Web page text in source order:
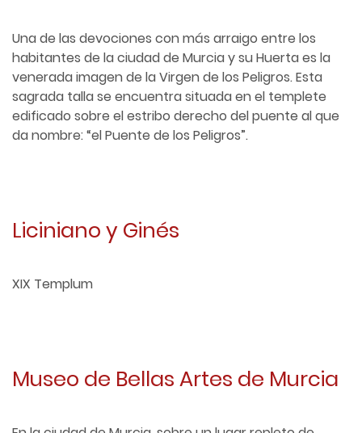
Una de las devociones con más arraigo entre los
habitantes de la ciudad de Murcia y su Huerta es la
venerada imagen de la Virgen de los Peligros. Esta
sagrada talla se encuentra situada en el templete
edificado sobre el estribo derecho del puente al que
da nombre: “el Puente de los Peligros”.
Liciniano y Ginés
XIX Templum
Museo de Bellas Artes de Murcia